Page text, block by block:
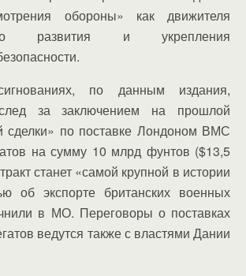
обороны» как движителя
развития и укрепления
по данным издания,
за заключением на прошлой
сделки» по поставке Лондоном ВМС
на сумму 10 млрд фунтов ($13,5
станет «самой крупной в истории
об экспорте британских военных
в МО. Переговоры о поставках
ведутся также с властями Дании